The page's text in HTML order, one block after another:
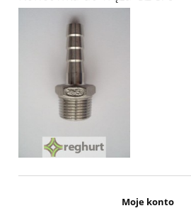
Moje konto